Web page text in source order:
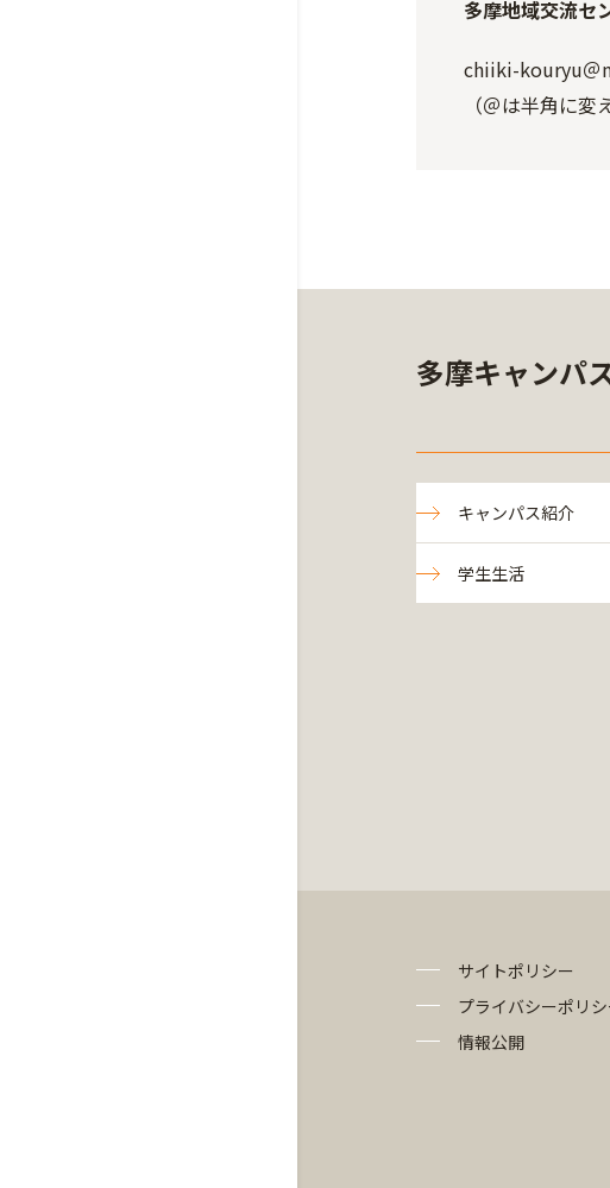
多摩地域交流セ
chiiki-kouryu＠
（＠は半角に変
多摩キャンパ
キャンパス紹介
学生生活
サイトポリシー
プライバシーポリ
情報公開